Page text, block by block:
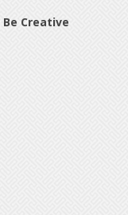
Be Creative